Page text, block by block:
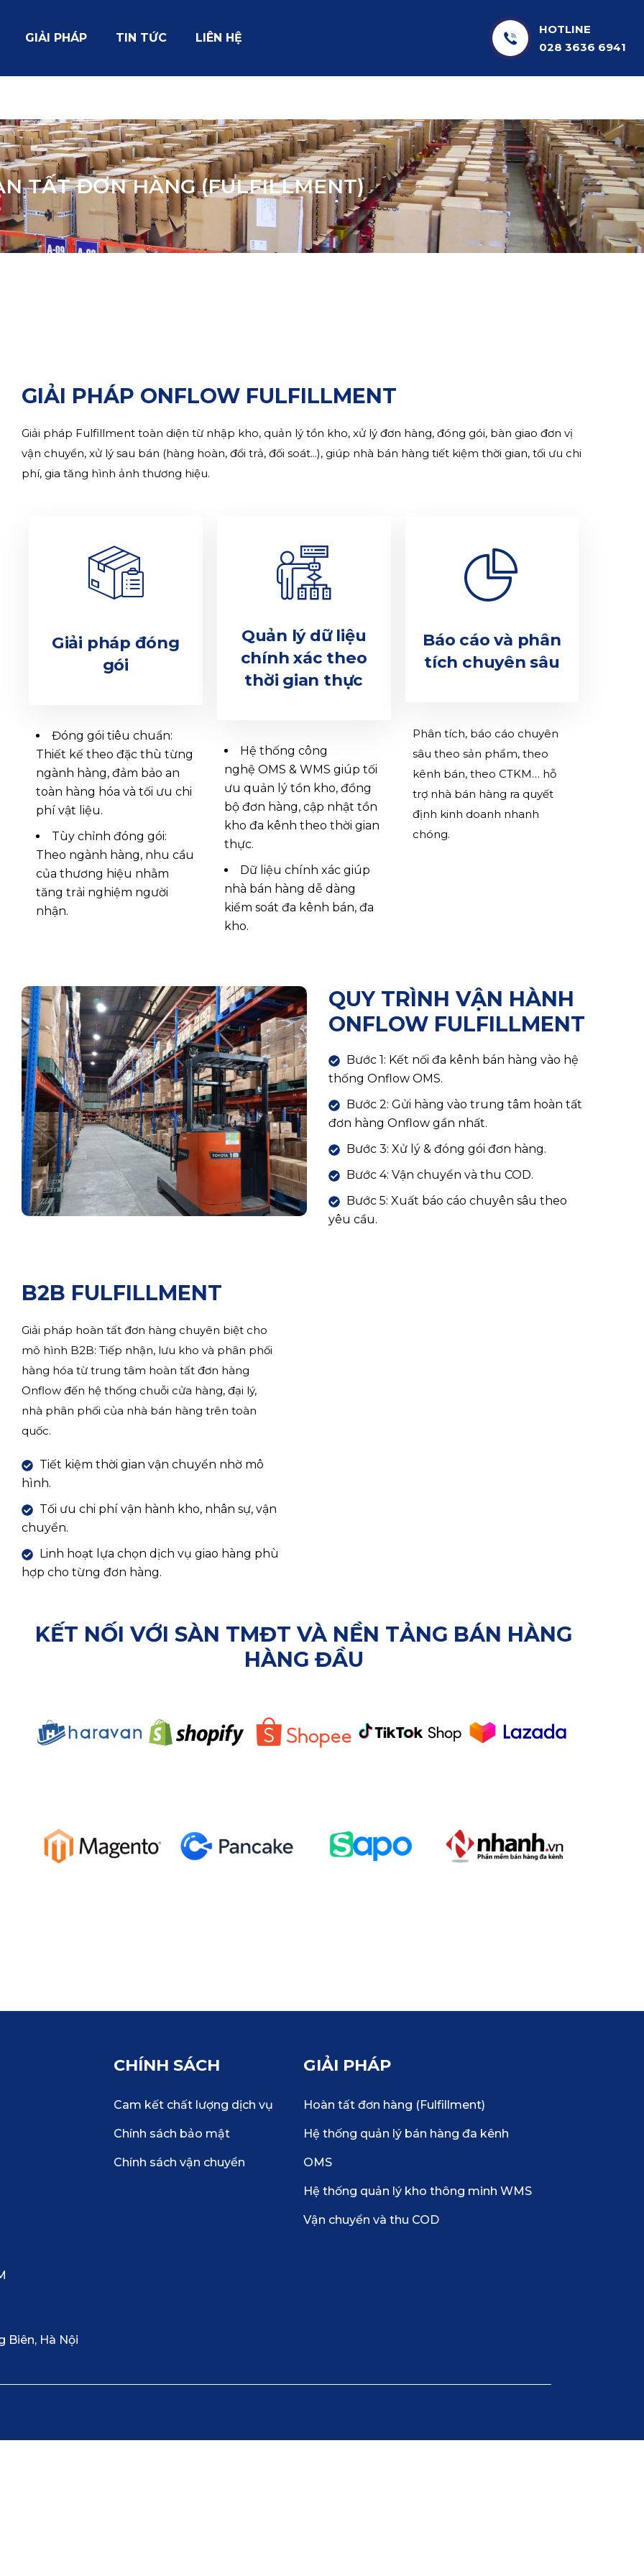
GIẢI PHÁP TIN TỨC LIÊN HỆ
HOTLINE
028 3636 6941
TẤT ĐƠN HÀNG (FULFILLMENT)​
GIẢI PHÁP ONFLOW FULFILLMENT
Giải pháp Fulfillment toàn diện từ nhập kho, quản lý tồn kho, xử lý đơn hàng, đóng gói, bàn giao đơn vị
vận chuyển, xử lý sau bán (hàng hoàn, đổi trả, đối soát...), giúp nhà bán hàng tiết kiệm thời gian, tối ưu chi
phí, gia tăng hình ảnh thương hiệu.
Giải pháp đóng
gói
Đóng gói tiêu chuẩn:
Thiết kế theo đặc thù từng
ngành hàng, đảm bảo an
toàn hàng hóa và tối ưu chi
phí vật liệu.
Tùy chỉnh đóng gói:
Theo ngành hàng, nhu cầu
của thương hiệu nhằm
tăng trải nghiệm người
nhận.
Quản lý dữ liệu
chính xác theo
thời gian thực
Hệ thống công
nghệ OMS & WMS giúp tối
ưu quản lý tồn kho, đồng
bộ đơn hàng, cập nhật tồn
kho đa kênh theo thời gian
thực.
Dữ liệu chính xác giúp
nhà bán hàng dễ dàng
kiểm soát đa kênh bán, đa
kho.
Báo cáo và phân
tích chuyên sâu
Phân tích, báo cáo chuyên
sâu theo sản phẩm, theo
kênh bán, theo CTKM… hỗ
trợ nhà bán hàng ra quyết
định kinh doanh nhanh
chóng.
QUY TRÌNH VẬN HÀNH
ONFLOW FULFILLMENT
Bước 1: Kết nối đa kênh bán hàng vào hệ
thống Onflow OMS.
Bước 2: Gửi hàng vào trung tâm hoàn tất
đơn hàng Onflow gần nhất.
Bước 3: Xử lý & đóng gói đơn hàng.
Bước 4: Vận chuyển và thu COD.
Bước 5: Xuất báo cáo chuyên sâu theo
yêu cầu.
B2B FULFILLMENT
Giải pháp hoàn tất đơn hàng chuyên biệt cho
mô hình B2B: Tiếp nhận, lưu kho và phân phối
hàng hóa từ trung tâm hoàn tất đơn hàng
Onflow đến hệ thống chuỗi cửa hàng, đại lý,
nhà phân phối của nhà bán hàng trên toàn
quốc.
Tiết kiệm thời gian vận chuyển nhờ mô
hình.
Tối ưu chi phí vận hành kho, nhân sự, vận
chuyển.
Linh hoạt lựa chọn dịch vụ giao hàng phù
hợp cho từng đơn hàng.
KẾT NỐI VỚI SÀN TMĐT VÀ NỀN TẢNG BÁN HÀNG
HÀNG ĐẦU
Biên, Hà Nội
CHÍNH SÁCH
Cam kết chất lượng dịch vụ
Chính sách bảo mật
Chính sách vận chuyển
GIẢI PHÁP
Hoàn tất đơn hàng (Fulfillment)
Hệ thống quản lý bán hàng đa kênh
OMS
Hệ thống quản lý kho thông minh WMS
Vận chuyển và thu COD